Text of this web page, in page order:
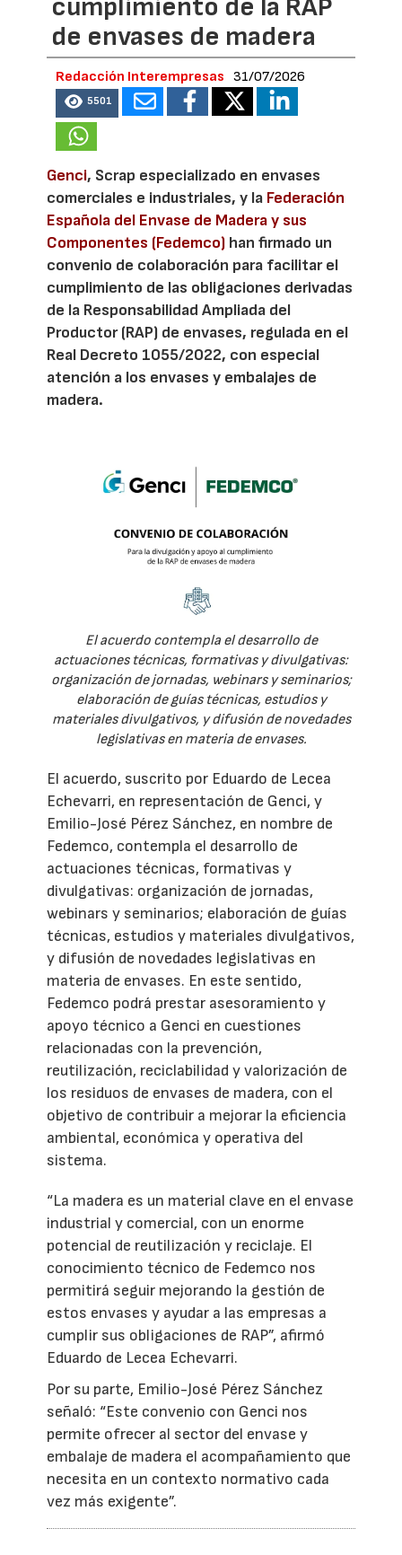
cumplimiento de la RAP
de envases de madera
Redacción Interempresas 31/07/2026
5501
Genci, Scrap especializado en envases
comerciales e industriales, y la Federación
Española del Envase de Madera y sus
Componentes (Fedemco) han firmado un
convenio de colaboración para facilitar el
cumplimiento de las obligaciones derivadas
de la Responsabilidad Ampliada del
Productor (RAP) de envases, regulada en el
Real Decreto 1055/2022, con especial
atención a los envases y embalajes de
madera.
El acuerdo contempla el desarrollo de
actuaciones técnicas, formativas y divulgativas:
organización de jornadas, webinars y seminarios;
elaboración de guías técnicas, estudios y
materiales divulgativos, y difusión de novedades
legislativas en materia de envases.
El acuerdo, suscrito por Eduardo de Lecea
Echevarri, en representación de Genci, y
Emilio-José Pérez Sánchez, en nombre de
Fedemco, contempla el desarrollo de
actuaciones técnicas, formativas y
divulgativas: organización de jornadas,
webinars y seminarios; elaboración de guías
técnicas, estudios y materiales divulgativos,
y difusión de novedades legislativas en
materia de envases. En este sentido,
Fedemco podrá prestar asesoramiento y
apoyo técnico a Genci en cuestiones
relacionadas con la prevención,
reutilización, reciclabilidad y valorización de
los residuos de envases de madera, con el
objetivo de contribuir a mejorar la eficiencia
ambiental, económica y operativa del
sistema.
“La madera es un material clave en el envase
industrial y comercial, con un enorme
potencial de reutilización y reciclaje. El
conocimiento técnico de Fedemco nos
permitirá seguir mejorando la gestión de
estos envases y ayudar a las empresas a
cumplir sus obligaciones de RAP”, afirmó
Eduardo de Lecea Echevarri.
Por su parte, Emilio-José Pérez Sánchez
señaló: “Este convenio con Genci nos
permite ofrecer al sector del envase y
embalaje de madera el acompañamiento que
necesita en un contexto normativo cada
vez más exigente”.